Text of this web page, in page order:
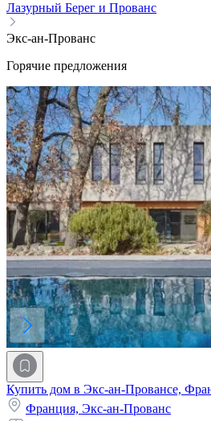
Лазурный Берег и Прованс
Экс-ан-Прованс
Горячие предложения
Купить дом в Экс-ан-Провансе,
Франция, Экс-ан-Прованс